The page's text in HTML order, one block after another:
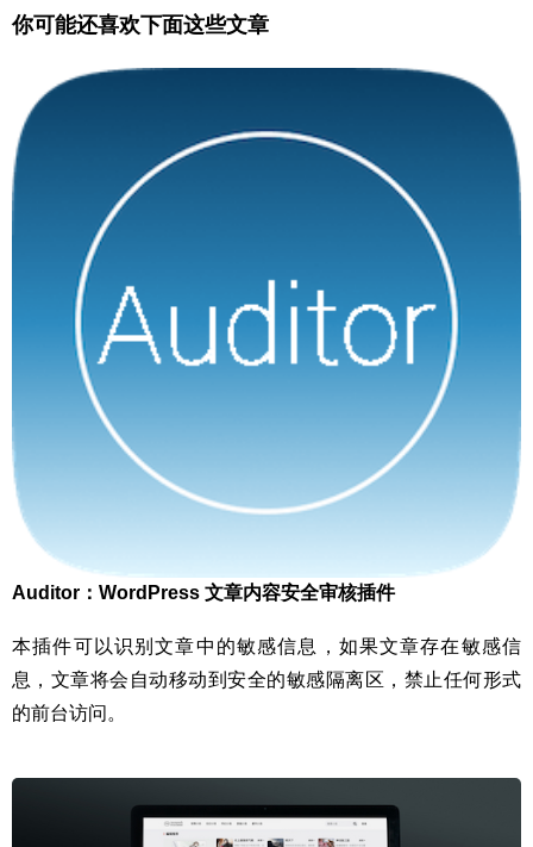
你可能还喜欢下面这些文章
Auditor：WordPress 文章内容安全审核插件
本插件可以识别文章中的敏感信息，如果文章存在敏感信
息，文章将会自动移动到安全的敏感隔离区，禁止任何形式
的前台访问。